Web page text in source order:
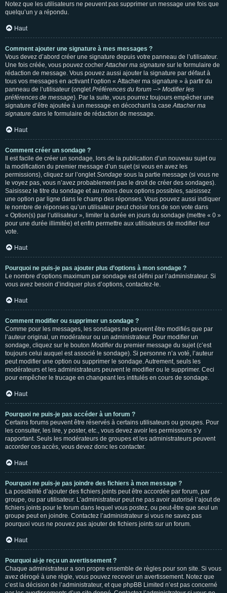
Notez que les utilisateurs ne peuvent pas supprimer un message une fois que
quelqu’un y a répondu.
Haut
Comment ajouter une signature à mes messages ?
Vous devez d’abord créer une signature depuis votre panneau de l’utilisateur.
Une fois créée, vous pouvez cocherAttacher ma signature sur le formulaire de
rédaction de message. Vous pouvez aussi ajouter la signature par défaut à
tous vos messages en activant l’option « Attacher ma signature » à partir du
panneau de l’utilisateur (ongletPréférences du forum --> Modifier les
préférences de message). Par la suite, vous pourrez toujours empêcher une
signature d’être ajoutée à un message en décochant la caseAttacher ma
signature dans le formulaire de rédaction de message.
Haut
Comment créer un sondage ?
Il est facile de créer un sondage, lors de la publication d’un nouveau sujet ou
la modification du premier message d’un sujet (si vous en avez les
permissions), cliquez sur l’ongletSondage sous la partie message (si vous ne
le voyez pas, vous n’avez probablement pas le droit de créer des sondages).
Saisissez le titre du sondage et au moins deux options possibles, saisissez
une option par ligne dans le champ des réponses. Vous pouvez aussi indiquer
le nombre de réponses qu’un utilisateur peut choisir lors de son vote dans
« Option(s) par l’utilisateur », limiter la durée en jours du sondage (mettre « 0 »
pour une durée illimitée) et enfin permettre aux utilisateurs de modifier leur
vote.
Haut
Pourquoi ne puis-je pas ajouter plus d’options à mon sondage ?
Le nombre d’options maximum par sondage est défini par l’administrateur. Si
vous avez besoin d’indiquer plus d’options, contactez-le.
Haut
Comment modifier ou supprimer un sondage ?
Comme pour les messages, les sondages ne peuvent être modifiés que par
l’auteur original, un modérateur ou un administrateur. Pour modifier un
sondage, cliquez sur le bouton Modifierdu premier message du sujet (c’est
toujours celui auquel est associé le sondage). Si personne n’a voté, l’auteur
peut modifier une option ou supprimer le sondage. Autrement, seuls les
modérateurs et les administrateurs peuvent le modifier ou le supprimer. Ceci
pour empêcher le trucage en changeant les intitulés en cours de sondage.
Haut
Pourquoi ne puis-je pas accéder à un forum ?
Certains forums peuvent être réservés à certains utilisateurs ou groupes. Pour
les consulter, les lire, y poster, etc., vous devez avoir les permissions s’y
rapportant. Seuls les modérateurs de groupes et les administrateurs peuvent
accorder ces accès, vous devez donc les contacter.
Haut
Pourquoi ne puis-je pas joindre des fichiers à mon message ?
La possibilité d’ajouter des fichiers joints peut être accordée par forum, par
groupe, ou par utilisateur. L’administrateur peut ne pas avoir autorisé l’ajout de
fichiers joints pour le forum dans lequel vous postez, ou peut-être que seul un
groupe peut en joindre. Contactez l’administrateur si vous ne savez pas
pourquoi vous ne pouvez pas ajouter de fichiers joints sur un forum.
Haut
Pourquoi ai-je reçu un avertissement ?
Chaque administrateur a son propre ensemble de règles pour son site. Si vous
avez dérogé à une règle, vous pouvez recevoir un avertissement. Notez que
c’est la décision de l’administrateur, et que phpBB Limited n’est pas concerné